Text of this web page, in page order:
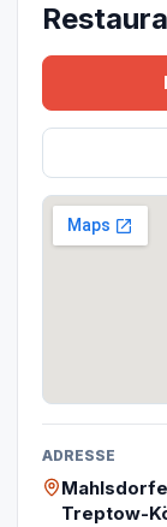
ADRESSE
Treptow-